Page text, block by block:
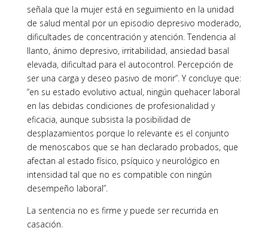
señala que la mujer está en seguimiento en la unidad
de salud mental por un episodio depresivo moderado,
dificultades de concentración y atención. Tendencia al
llanto, ánimo depresivo, irritabilidad, ansiedad basal
elevada, dificultad para el autocontrol. Percepción de
ser una carga y deseo pasivo de morir”. Y concluye que:
“en su estado evolutivo actual, ningún quehacer laboral
en las debidas condiciones de profesionalidad y
eficacia, aunque subsista la posibilidad de
desplazamientos porque lo relevante es el conjunto
de menoscabos que se han declarado probados, que
afectan al estado físico, psíquico y neurológico en
intensidad tal que no es compatible con ningún
desempeño laboral”.
La sentencia no es firme y puede ser recurrida en
casación.